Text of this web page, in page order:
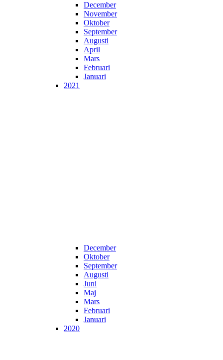
December
November
Oktober
September
Augusti
April
Mars
Februari
Januari
2021
December
Oktober
September
Augusti
Juni
Maj
Mars
Februari
Januari
2020